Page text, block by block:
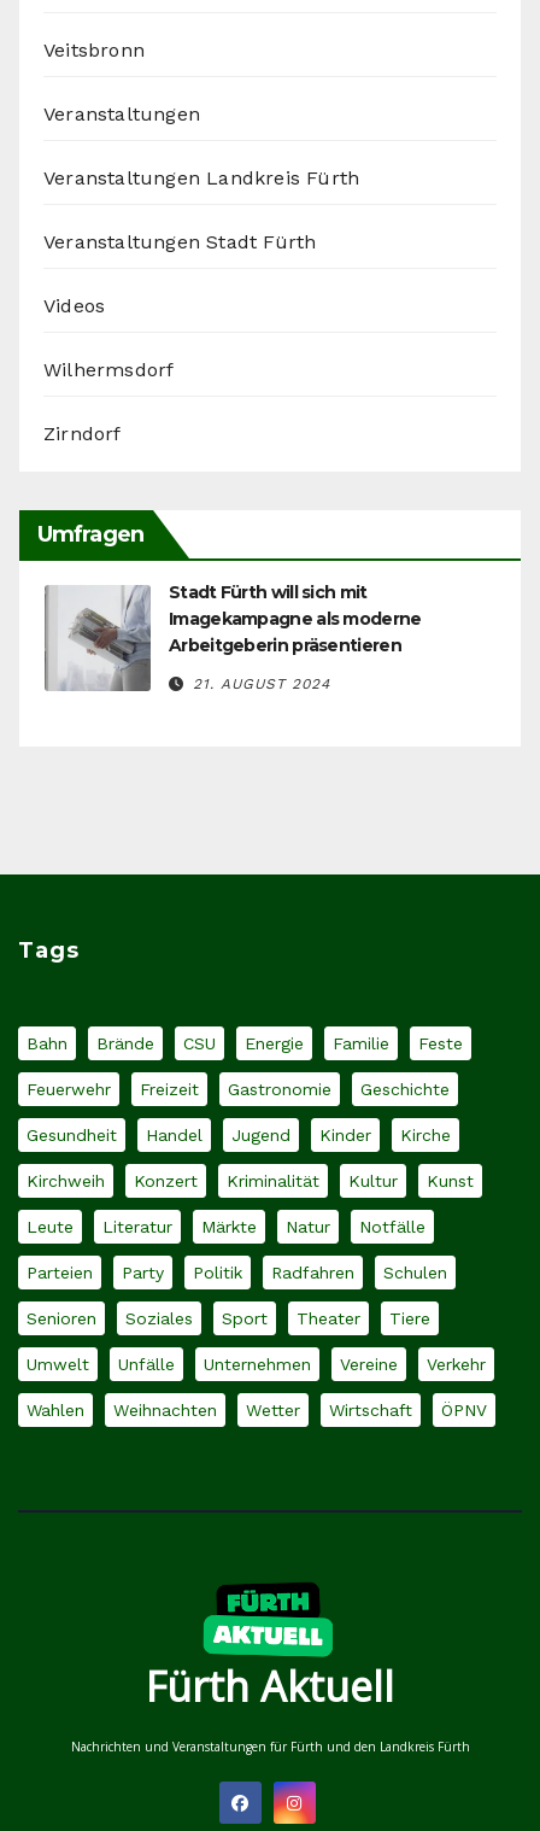
Veitsbronn
Veranstaltungen
Veranstaltungen Landkreis Fürth
Veranstaltungen Stadt Fürth
Videos
Wilhermsdorf
Zirndorf
Umfragen
Stadt Fürth will sich mit
Imagekampagne als moderne
Arbeitgeberin präsentieren
21. AUGUST 2024
Tags
Bahn Brände CSU Energie Familie Feste
Feuerwehr Freizeit Gastronomie Geschichte
Gesundheit Handel Jugend Kinder Kirche
Kirchweih Konzert Kriminalität Kultur Kunst
Leute Literatur Märkte Natur Notfälle
Parteien Party Politik Radfahren Schulen
Senioren Soziales Sport Theater Tiere
Umwelt Unfälle Unternehmen Vereine Verkehr
Wahlen Weihnachten Wetter Wirtschaft ÖPNV
Fürth Aktuell
Nachrichten und Veranstaltungen für Fürth und den Landkreis Fürth